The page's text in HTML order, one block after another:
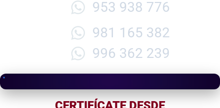
953 938 776
981 165 382
996 362 239